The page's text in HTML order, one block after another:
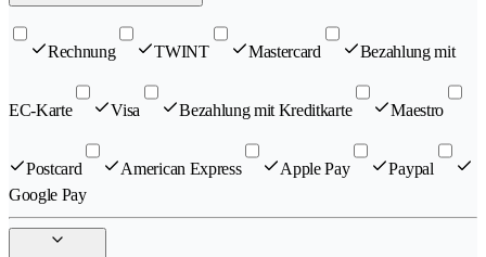
Rechnung TWINT Mastercard Bezahlung mit
EC-Karte Visa Bezahlung mit Kreditkarte Maestro
Postcard American Express Apple Pay
Paypal
Google Pay